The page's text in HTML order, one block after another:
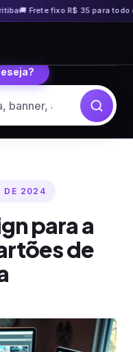
🚚 Frete fixo R$ 35 para todo o
DE 2024
para a
de